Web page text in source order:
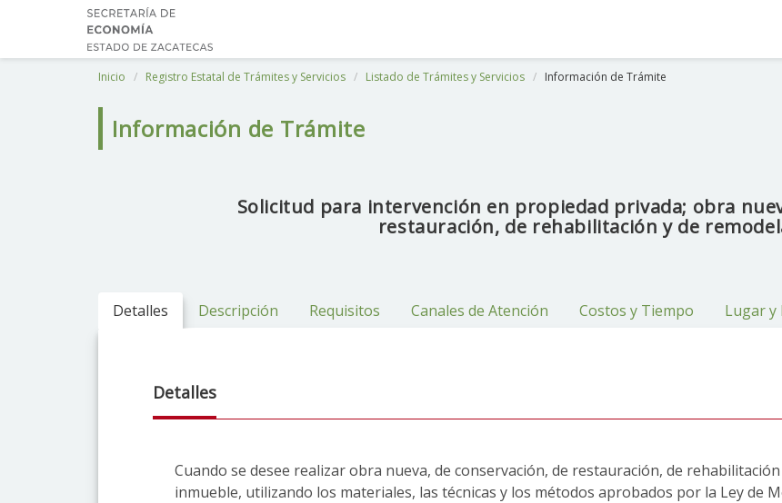
Inicio Registro Estatal de Trámites y Servicios Listado de Trámites y Servicios Información de Trámite
Información de Trámite
Solicitud para intervención en propiedad privada; obra
restauración, de rehabilitación y de
Detalles Descripción Requisitos Canales de Atención Costos y Tiempo Lugar y
Detalles
Cuando se desee realizar obra nueva, de conservación, de restauración, de
inmueble, utilizando los materiales, las técnicas y los métodos aprobados por la Ley de